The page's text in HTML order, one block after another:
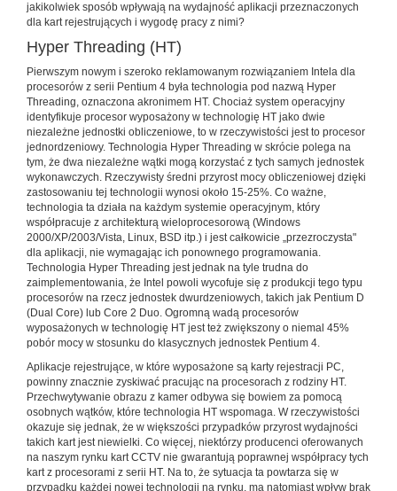
jakikolwiek sposób wpływają na wydajność aplikacji przeznaczonych
dla kart rejestrujących i wygodę pracy z nimi?
Hyper Threading (HT)
Pierwszym nowym i szeroko reklamowanym rozwiązaniem Intela dla
procesorów z serii Pentium 4 była technologia pod nazwą Hyper
Threading, oznaczona akronimem HT. Chociaż system operacyjny
identyfikuje procesor wyposażony w technologię HT jako dwie
niezależne jednostki obliczeniowe, to w rzeczywistości jest to procesor
jednordzeniowy. Technologia Hyper Threading w skrócie polega na
tym, że dwa niezależne wątki mogą korzystać z tych samych jednostek
wykonawczych. Rzeczywisty średni przyrost mocy obliczeniowej dzięki
zastosowaniu tej technologii wynosi około 15-25%. Co ważne,
technologia ta działa na każdym systemie operacyjnym, który
współpracuje z architekturą wieloprocesorową (Windows
2000/XP/2003/Vista, Linux, BSD itp.) i jest całkowicie „przezroczysta"
dla aplikacji, nie wymagając ich ponownego programowania.
Technologia Hyper Threading jest jednak na tyle trudna do
zaimplementowania, że Intel powoli wycofuje się z produkcji tego typu
procesorów na rzecz jednostek dwurdzeniowych, takich jak Pentium D
(Dual Core) lub Core 2 Duo. Ogromną wadą procesorów
wyposażonych w technologię HT jest też zwiększony o niemal 45%
pobór mocy w stosunku do klasycznych jednostek Pentium 4.
Aplikacje rejestrujące, w które wyposażone są karty rejestracji PC,
powinny znacznie zyskiwać pracując na procesorach z rodziny HT.
Przechwytywanie obrazu z kamer odbywa się bowiem za pomocą
osobnych wątków, które technologia HT wspomaga. W rzeczywistości
okazuje się jednak, że w większości przypadków przyrost wydajności
takich kart jest niewielki. Co więcej, niektórzy producenci oferowanych
na naszym rynku kart CCTV nie gwarantują poprawnej współpracy tych
kart z procesorami z serii HT. Na to, że sytuacja ta powtarza się w
przypadku każdej nowej technologii na rynku, ma natomiast wpływ brak